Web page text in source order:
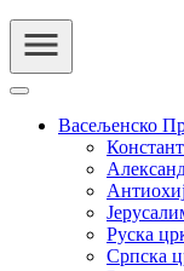
Васељенско
Руска
Српска